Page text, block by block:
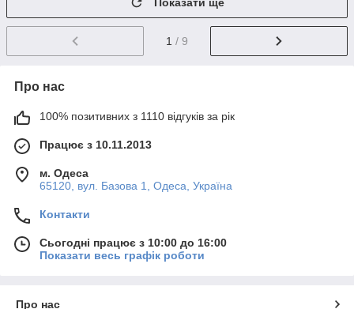
1 / 9
Про нас
100% позитивних з 1110 відгуків за рік
Працює з 10.11.2013
м. Одеса
65120, вул. Базова 1, Одеса, Україна
Контакти
Сьогодні працює з 10:00 до 16:00
Показати весь графік роботи
Про нас